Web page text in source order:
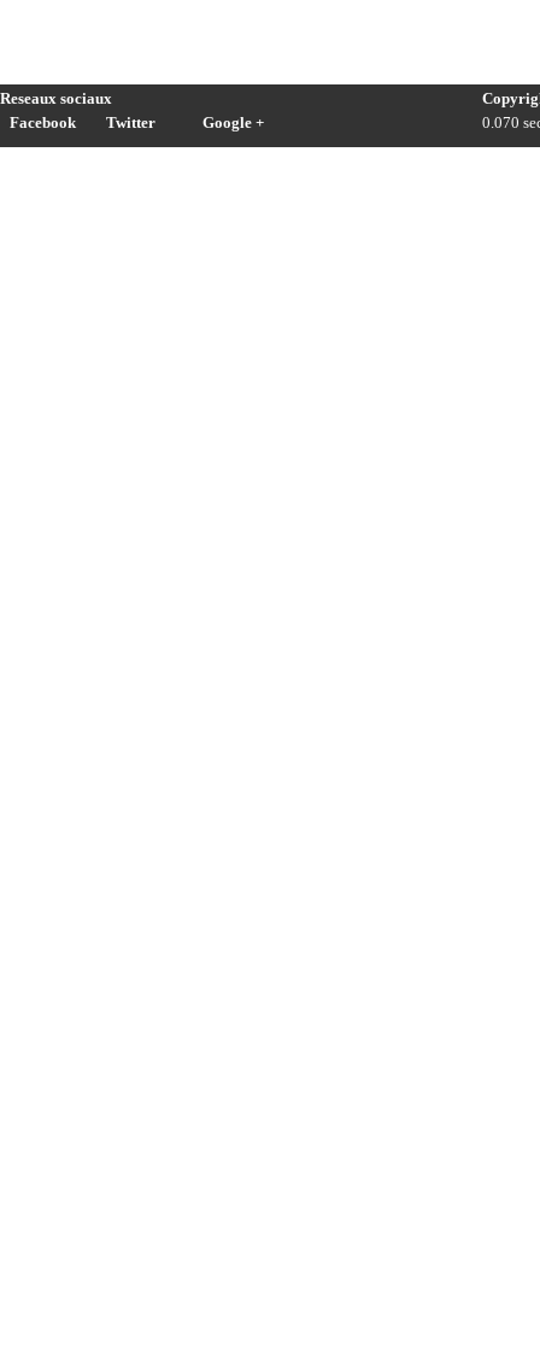
Reseaux sociaux
Facebook
Twitter Google +
0.070